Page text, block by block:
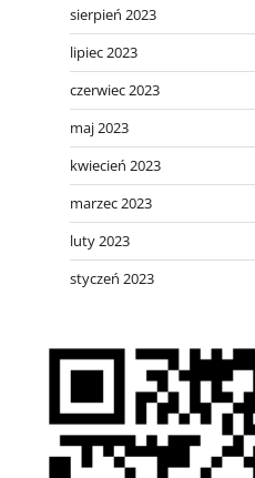
sierpień 2023
lipiec 2023
czerwiec 2023
maj 2023
kwiecień 2023
marzec 2023
luty 2023
styczeń 2023